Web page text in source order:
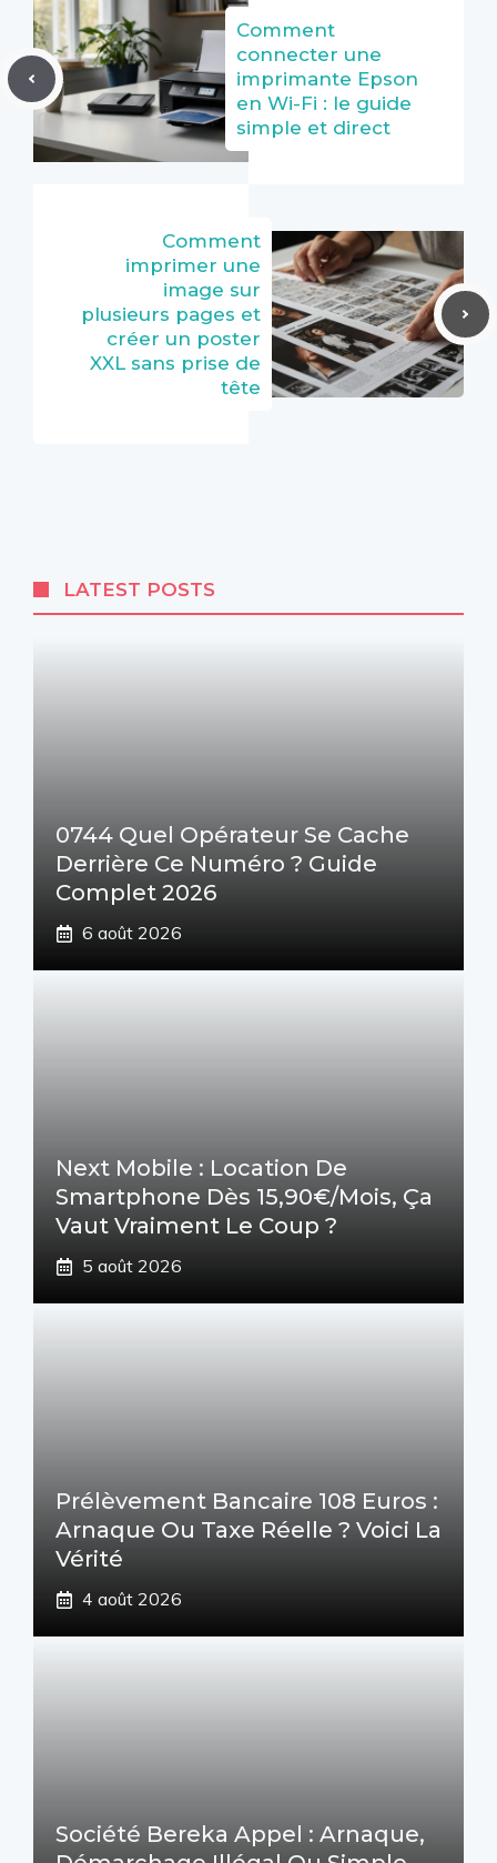
Comment
connecter une
imprimante Epson
en Wi-Fi : le guide
simple et direct
Comment
imprimer une
image sur
plusieurs pages et
créer un poster
XXL sans prise de
tête
LATEST POSTS
0744 Quel Opérateur Se Cache
Derrière Ce Numéro ? Guide
Complet 2026
6 août 2026
Next Mobile : Location De
Smartphone Dès 15,90€/mois, Ça
Vaut Vraiment Le Coup ?
5 août 2026
Prélèvement Bancaire 108 Euros :
Arnaque Ou Taxe Réelle ? Voici La
Vérité
4 août 2026
Société Bereka Appel : Arnaque,